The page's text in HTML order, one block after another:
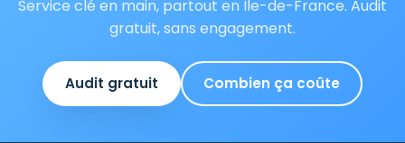
Service clé en main, partout en Île-de-France. Audit
gratuit, sans engagement.
Audit gratuit Combien ça coûte